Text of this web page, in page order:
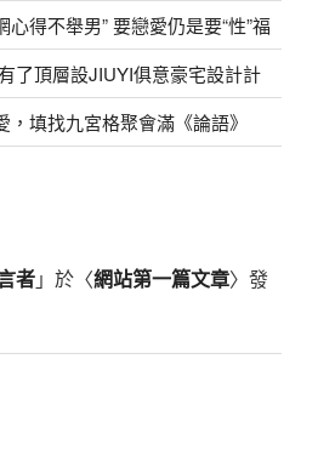
心得不舉男” 要戀愛仍是要“性”福
了頂層設JIUYI俱意豪宅設計計
，填找九宮格聚會滿《論語》
者」於〈網站第一篇文章〉發